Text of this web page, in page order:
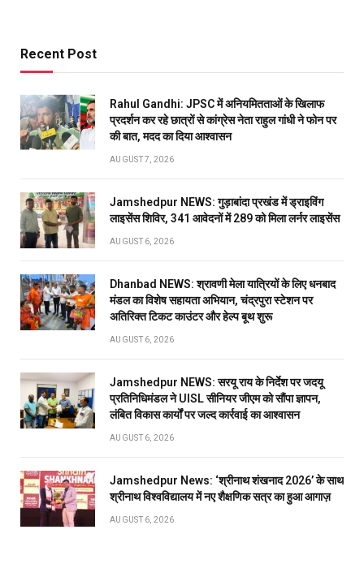
Recent Post
Rahul Gandhi: JPSC में अनियमितताओं के खिलाफ
प्रदर्शन कर रहे छात्रों से कांग्रेस नेता राहुल गांधी ने फोन पर
की बात, मदद का दिया आश्वासन
AUGUST 7, 2026
Jamshedpur NEWS: गुड़ाबांदा प्रखंड में ड्राइविंग
लाइसेंस शिविर, 341 आवेदनों में 289 को मिला लर्नर लाइसेंस
AUGUST 6, 2026
Dhanbad NEWS: श्रावणी मेला यात्रियों के लिए धनबाद
मंडल का विशेष सहायता अभियान, चंद्रपुरा स्टेशन पर
अतिरिक्त टिकट काउंटर और हेल्प बूथ शुरू
AUGUST 6, 2026
Jamshedpur NEWS: सरयू राय के निर्देश पर जदयू
प्रतिनिधिमंडल ने UISL सीनियर जीएम को सौंपा ज्ञापन,
लंबित विकास कार्यों पर जल्द कार्रवाई का आश्वासन
AUGUST 6, 2026
Jamshedpur News: ‘श्रीनाथ शंखनाद 2026’ के साथ
श्रीनाथ विश्वविद्यालय में नए शैक्षणिक सत्र का हुआ आगाज़
AUGUST 6, 2026